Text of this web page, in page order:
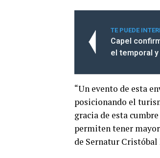
TE PUEDE
Capel
el temporal
“Un evento de esta
posicionando el
gracia de esta
permiten tener
de Sernatur Cristóbal